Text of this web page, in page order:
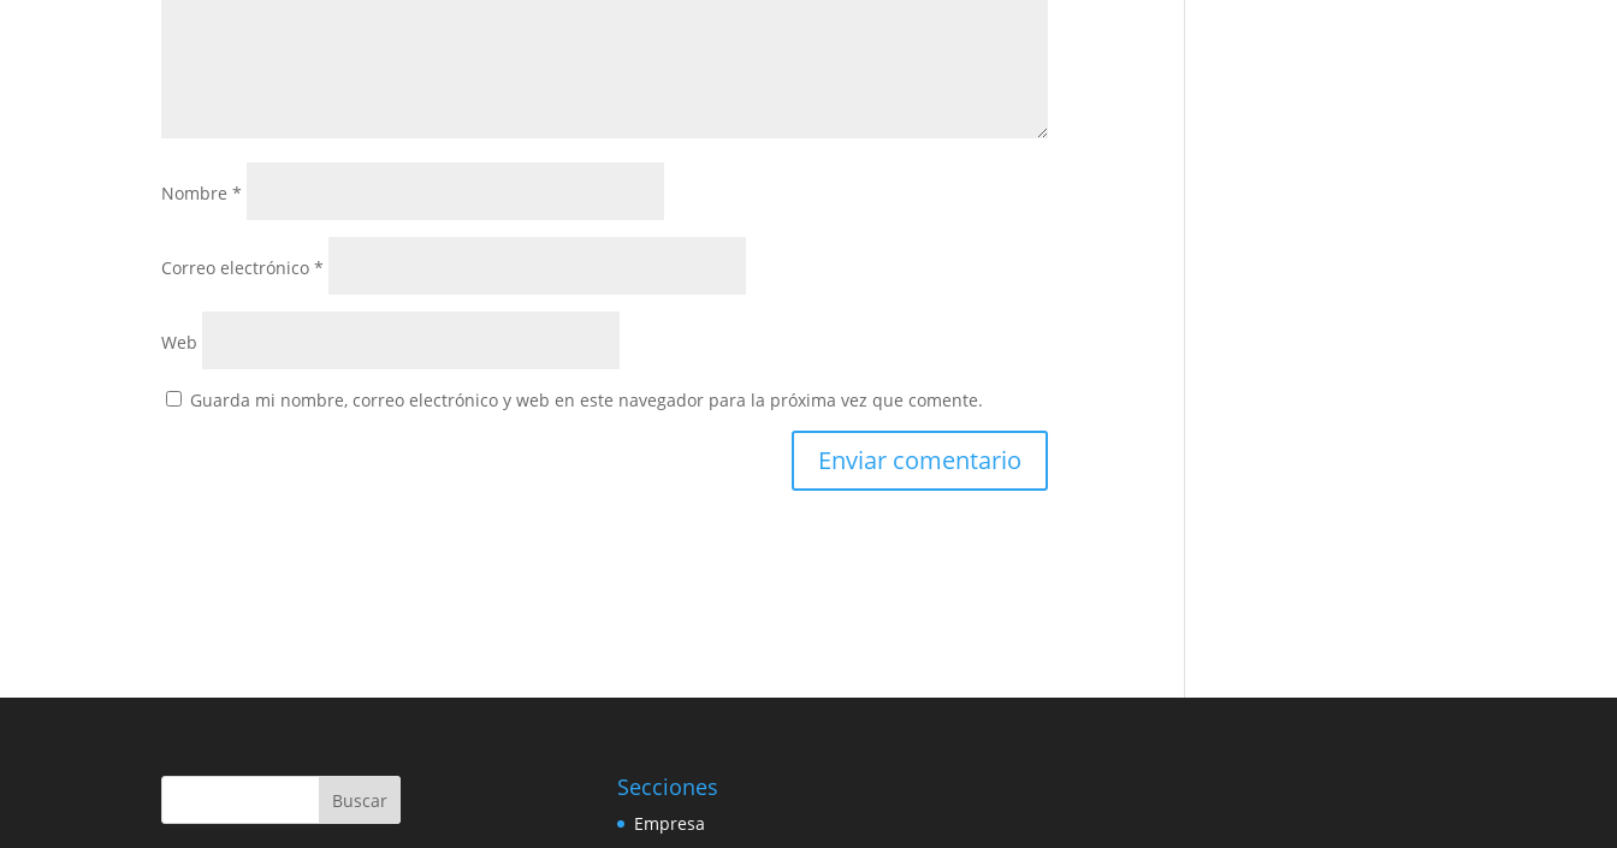
Nombre*
Correo electrónico*
Web
Guarda mi nombre, correo electrónico y web en este navegador para la próxima vez que comente.
Buscar Secciones
Empresa